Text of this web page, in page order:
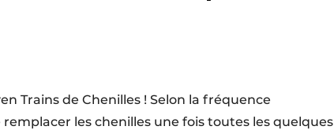
Trains de Chenilles ! Selon la fréquence
les chenilles une fois toutes les quelques